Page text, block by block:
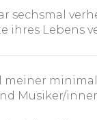
sechsmal
ihres Lebens
meiner
Musiker/